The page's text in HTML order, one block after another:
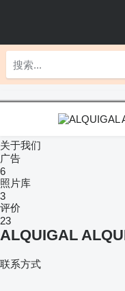
关于我们
广告
6
照片库
3
评价
23
ALQUIGAL
联系方式